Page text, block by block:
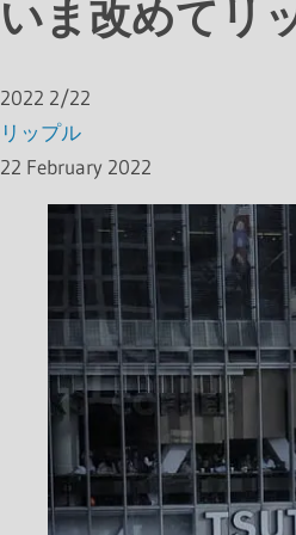
いま改めてリ
2022 2/22
リップル
22 February 2022